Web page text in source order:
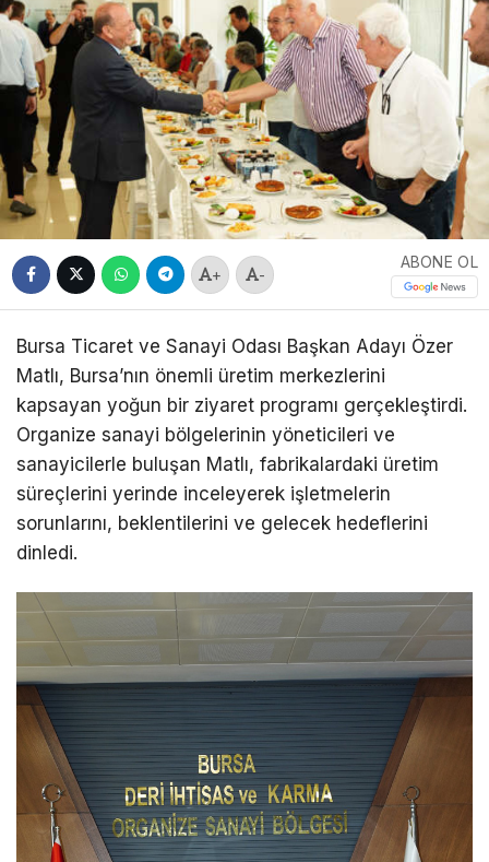
+ -
ABONE OL
Bursa Ticaret ve Sanayi Odası Başkan Adayı Özer
Matlı, Bursa’nın önemli üretim merkezlerini
kapsayan yoğun bir ziyaret programı gerçekleştirdi.
Organize sanayi bölgelerinin yöneticileri ve
sanayicilerle buluşan Matlı, fabrikalardaki üretim
süreçlerini yerinde inceleyerek işletmelerin
sorunlarını, beklentilerini ve gelecek hedeflerini
dinledi.